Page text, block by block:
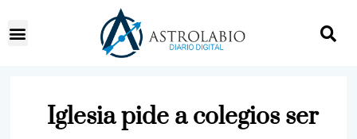
Iglesia pide a colegios ser